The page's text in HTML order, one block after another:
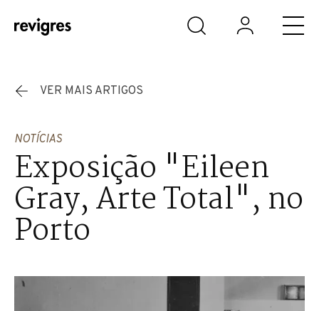
Saltar para o conteúdo principal
VER MAIS ARTIGOS
NOTÍCIAS
Exposição "Eileen
Gray, Arte Total", no
Porto